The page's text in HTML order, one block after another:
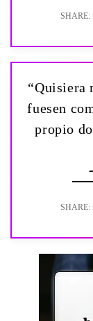
“Quisiera
fuesen
propio